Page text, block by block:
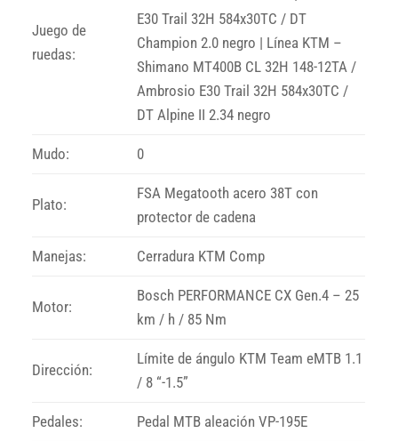
Juego de
ruedas:
E30 Trail 32H 584x30TC / DT
Champion 2.0 negro | Línea KTM –
Shimano MT400B CL 32H 148-12TA /
Ambrosio E30 Trail 32H 584x30TC /
DT Alpine II 2.34 negro
Mudo: 0
Plato:
FSA Megatooth acero 38T con
protector de cadena
Manejas: Cerradura KTM Comp
Motor:
Bosch PERFORMANCE CX Gen.4 – 25
km / h / 85 Nm
Dirección:
Límite de ángulo KTM Team eMTB 1.1
/ 8 “-1.5”
Pedales: Pedal MTB aleación VP-195E